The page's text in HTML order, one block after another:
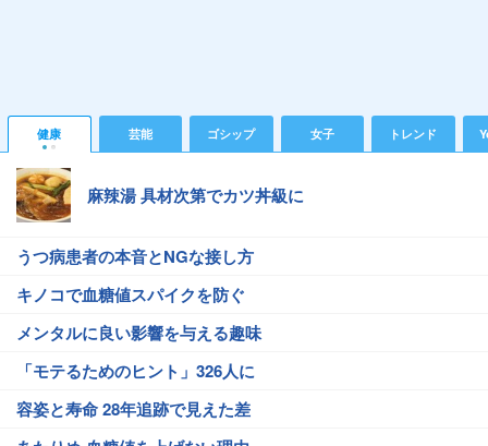
健康 芸能 ゴシップ 女子 トレンド
麻辣湯 具材次第でカツ丼級に
うつ病患者の本音とNGな接し方
キノコで血糖値スパイクを防ぐ
メンタルに良い影響を与える趣味
「モテるためのヒント」326人に
容姿と寿命 28年追跡で見えた差